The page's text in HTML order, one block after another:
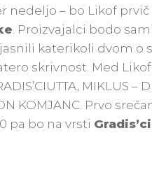
nedeljo – bo Likof prvič
. Proizvajalci bodo
katerikoli dvom o
skrivnost. Med
MIKLUS –
KOMJANC. Prvo
pa bo na vrsti